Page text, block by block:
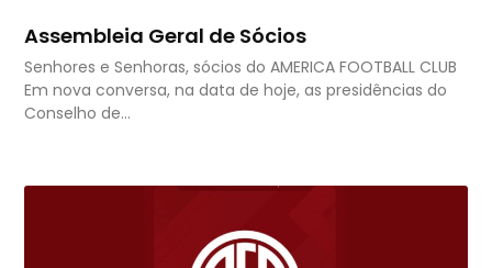
Assembleia Geral de Sócios
Senhores e Senhoras, sócios do AMERICA FOOTBALL CLUB
Em nova conversa, na data de hoje, as presidências do
Conselho de…